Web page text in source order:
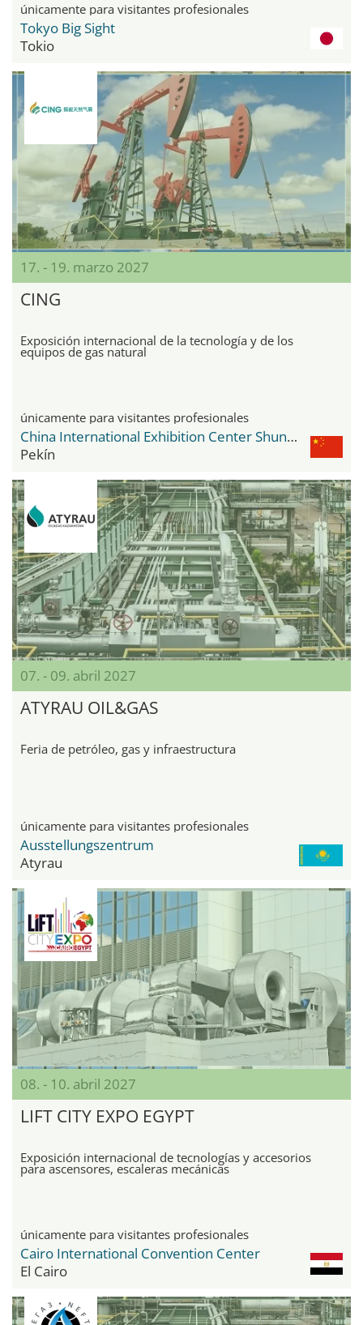
únicamente para visitantes profesionales
Tokyo Big Sight
Tokio
17. - 19. marzo 2027
CING
Exposición internacional de la tecnología y de los
equipos de gas natural
únicamente para visitantes profesionales
China International Exhibition Center Shunyi New Venue
Pekín
07. - 09. abril 2027
ATYRAU OIL&GAS
Feria de petróleo, gas y infraestructura
únicamente para visitantes profesionales
Ausstellungszentrum
Atyrau
08. - 10. abril 2027
LIFT CITY EXPO EGYPT
Exposición internacional de tecnologías y accesorios
para ascensores, escaleras mecánicas
únicamente para visitantes profesionales
Cairo International Convention Center
El Cairo